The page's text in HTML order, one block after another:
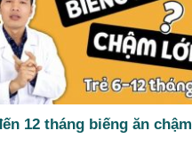
12 tháng biếng ăn chậm